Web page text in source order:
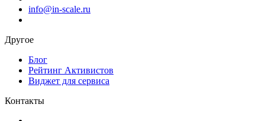
info@in-scale.ru
Другое
Блог
Рейтинг Активистов
Виджет для сервиса
Контакты